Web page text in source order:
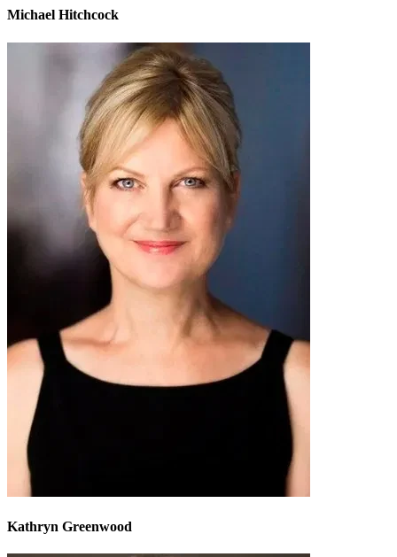
Michael Hitchcock
Kathryn Greenwood